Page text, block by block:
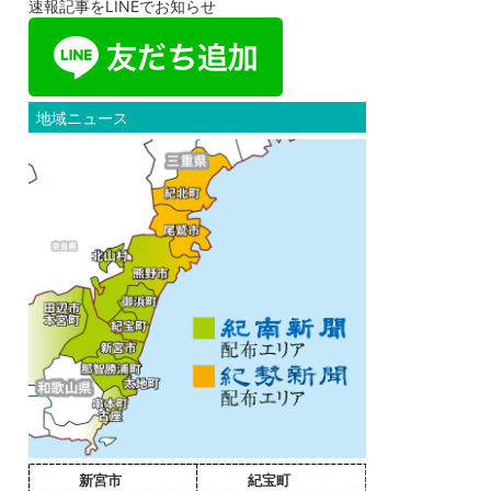
速報記事をLINEでお知らせ
地域ニュース
新宮市 紀宝町